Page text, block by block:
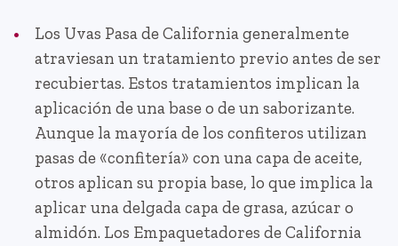
Los Uvas Pasa de California generalmente
atraviesan un tratamiento previo antes de ser
recubiertas. Estos tratamientos implican la
aplicación de una base o de un saborizante.
Aunque la mayoría de los confiteros utilizan
pasas de «confitería» con una capa de aceite,
otros aplican su propia base, lo que implica la
aplicar una delgada capa de grasa, azúcar o
almidón. Los Empaquetadores de California